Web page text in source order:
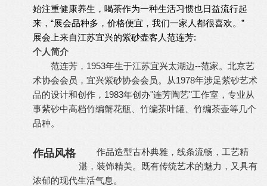
始注重健康养生，喝茶作为一种生活习惯也日益流行起
来，“展会品种多，价格便宜，我们一家人都很喜欢。”
展会上来自江苏宜兴的紫砂壶客人范连芳:
个人简介
范连芳，1953年生于江苏宜兴太湖边--范家。北京艺
术协会会员，宜兴紫砂协会会员。从1978年涉足紫砂艺术
品的设计和创作，1983年创办"连芳陶艺"工作室，专业从
事紫砂中高档竹编蟹花瓶、竹编茶叶罐、竹编茶壶等几个
品种。
作品风格
作品造型古朴典雅，线条流畅，工艺精
湛，装饰精美。既有传统艺术的魅力，又具有
浓郁的现代生活气息。